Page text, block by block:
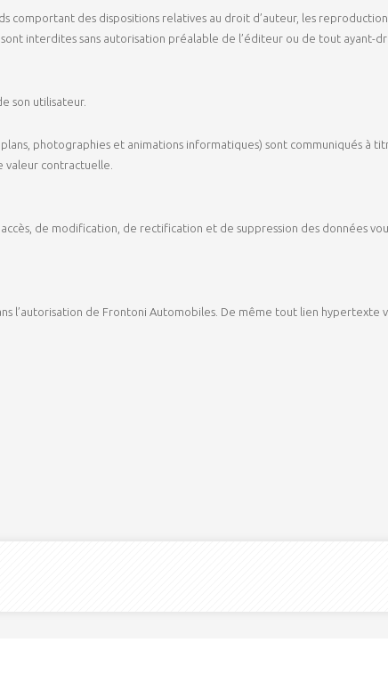
des dispositions relatives au droit d’auteur, les
interdites sans autorisation préalable de l’éditeur ou de tout ayant-
son utilisateur.
plans, photographies et animations informatiques) sont communiqués à
valeur contractuelle.
de modification, de rectification et de suppression des données
l’autorisation de Frontoni Automobiles. De même tout lien hypertexte